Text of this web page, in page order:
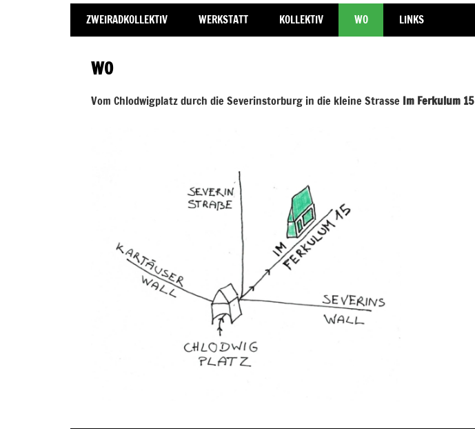
ZWEIRADKOLLEKTIV WERKSTATT KOLLEKTIV WO LINKS
WO
Vom Chlodwigplatz durch die Severinstorburg in die kleine Strasse Im Ferkulum 15